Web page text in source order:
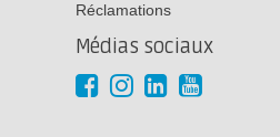
Réclamations
Médias sociaux